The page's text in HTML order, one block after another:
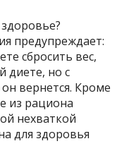
предупреждает:
сбросить вес,
диете, но с
вернется. Кроме
из рациона
нехваткой
для здоровья